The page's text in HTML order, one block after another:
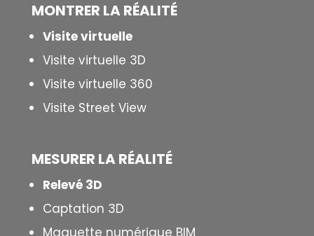
MONTRER LARÉALITÉ
Visite virtuelle
Visite virtuelle 3D
Visite virtuelle 360
Visite Street View
MESURER LARÉALITÉ
Relevé 3D
Captation 3D